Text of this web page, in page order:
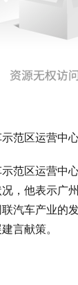
范区运营中
范区运营中
，他表示广
汽车产业的
言献策。